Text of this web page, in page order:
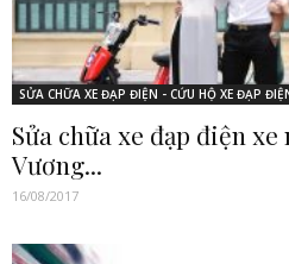
SỬA CHỮA XE ĐẠP ĐIỆN - CỨU HỘ XE ĐẠP
Sửa chữa xe đạp điện
Vương...
16/08/2017